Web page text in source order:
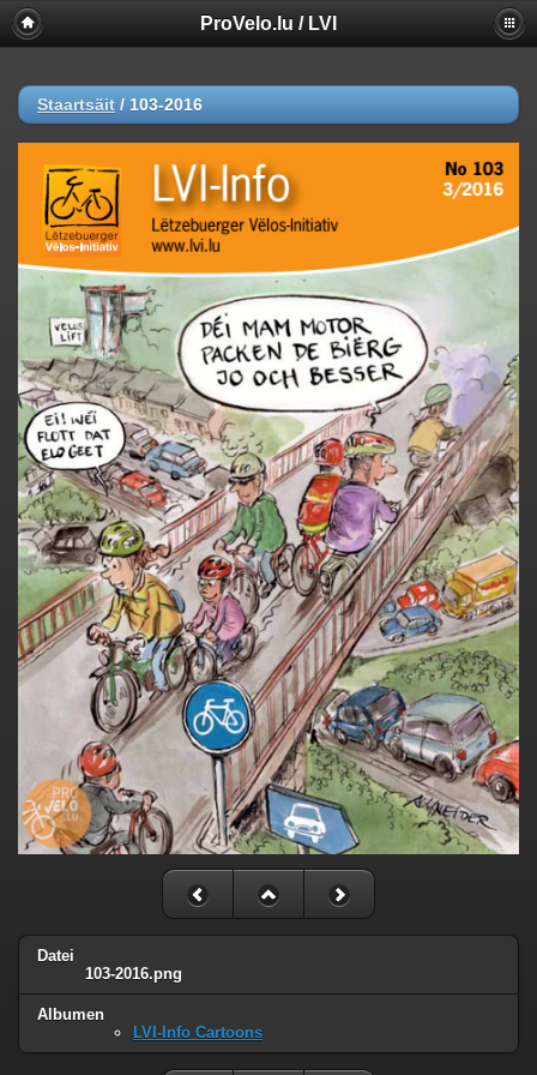
ProVelo.lu / LVI
Staartsäit / 103-2016
Datei
103-2016.png
Albumen
LVI-Info Cartoons